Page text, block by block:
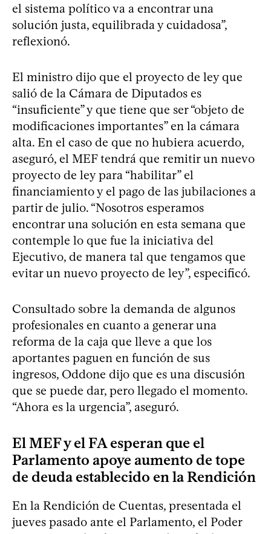
el sistema político va a encontrar una
solución justa, equilibrada y cuidadosa”,
reflexionó.
El ministro dijo que el proyecto de ley que
salió de la Cámara de Diputados es
“insuficiente” y que tiene que ser “objeto de
modificaciones importantes” en la cámara
alta. En el caso de que no hubiera acuerdo,
aseguró, el MEF tendrá que remitir un nuevo
proyecto de ley para “habilitar” el
financiamiento y el pago de las jubilaciones a
partir de julio. “Nosotros esperamos
encontrar una solución en esta semana que
contemple lo que fue la iniciativa del
Ejecutivo, de manera tal que tengamos que
evitar un nuevo proyecto de ley”, especificó.
Consultado sobre la demanda de algunos
profesionales en cuanto a generar una
reforma de la caja que lleve a que los
aportantes paguen en función de sus
ingresos, Oddone dijo que es una discusión
que se puede dar, pero llegado el momento.
“Ahora es la urgencia”, aseguró.
El MEF y el FA esperan que el
Parlamento apoye aumento de tope
de deuda establecido en la Rendición
En la Rendición de Cuentas, presentada el
jueves pasado ante el Parlamento, el Poder